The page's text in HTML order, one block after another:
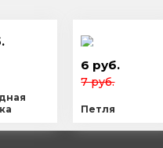
6 руб.
7 руб.
Петля